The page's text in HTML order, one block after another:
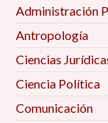
Administración
Antropología
Ciencias
Ciencia Política
Comunicación